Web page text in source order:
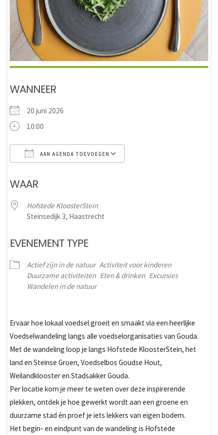
WANNEER
20 juni 2026
10:00
AAN AGENDA TOEVOEGEN
WAAR
Hofstede KloosterStein
Steinsedijk 3, Haastrecht
EVENEMENT TYPE
Actief zijn in de natuur Activiteit voor kinderen
Duurzame activiteiten Eten & drinken Excursies
Wandelen in de natuur
Ervaar hoe lokaal voedsel groeit en smaakt via een heerlijke
Voedselwandeling langs alle voedselorganisaties van Gouda.
Met de wandeling loop je langs Hofstede KloosterStein, het
land en Steinse Groen, Voedselbos Goudse Hout,
Weilandklooster en Stadsakker Gouda.
Per locatie kom je meer te weten over deze inspirerende
plekken, ontdek je hoe gewerkt wordt aan een groene en
duurzame stad én proef je iets lekkers van eigen bodem.
Het begin- en eindpunt van de wandeling is Hofstede